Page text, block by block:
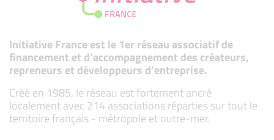
Initiative France est le 1er réseau associatif de
financement et d’accompagnement des créateurs,
repreneurs et développeurs d’entreprise.
Créé en 1985, le réseau est fortement ancré
localement avec 214 associations réparties sur tout le
territoire français - métropole et outre-mer.